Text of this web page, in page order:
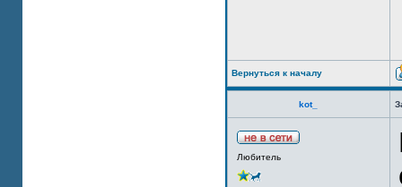
Вернуться к началу
kot_
Любитель